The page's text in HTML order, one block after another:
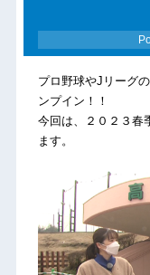
プロ野球やJリーグ
ンプイン！！
今回は、２０２３春
ます。